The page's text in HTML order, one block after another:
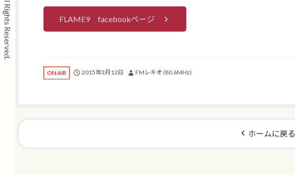
FLAME9 facebookページ
ON AIR 2015年3月12日 FMレキオ (80.6MHz)
ホームに戻る